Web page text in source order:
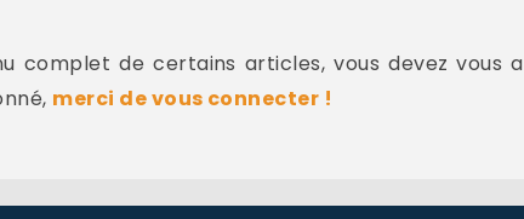
complet de certains articles, vous devez vous
merci de vous connecter !